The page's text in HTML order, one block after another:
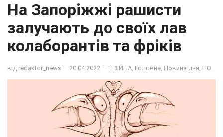
На Запоріжжі рашисти
залучають до своїх лав
колаборантів та фріків
від redaktor_news — 20.04.2022 — В ВІЙНА Головне Новина дня НОВИНИ